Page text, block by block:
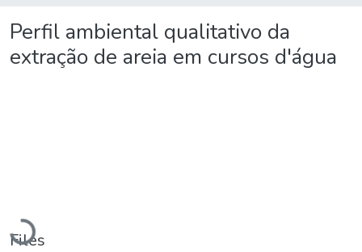
Perfil ambiental qualitativo da
extração de areia em cursos d'água
Loading...
Files